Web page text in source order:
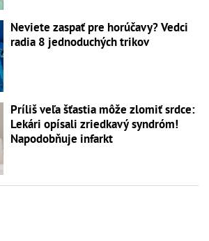
Neviete zaspať pre horúčavy? Vedci
radia 8 jednoduchých trikov
Príliš veľa šťastia môže zlomiť srdce:
Lekári opísali zriedkavý syndróm!
Napodobňuje infarkt